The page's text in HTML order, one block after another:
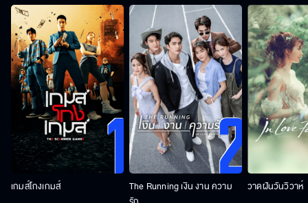
เกมส์โกงเกมส์
The Running เงิน งาน ความ
วาดฝันวันวิวาห์